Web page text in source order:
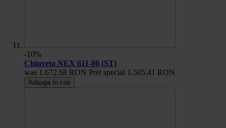
-10%
Chiuveta NEX 611-86 (ST)
was 1.672,68 RON Pret special 1.505,41 RON
Adauga în cos